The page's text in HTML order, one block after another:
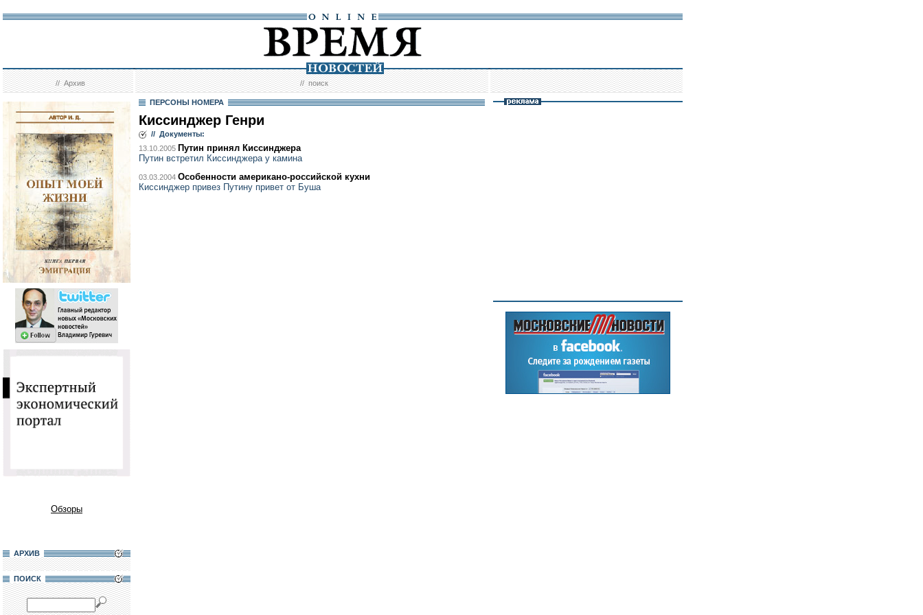
//Архив //поиск
Обзоры
АРХИВ
ПОИСК
ПЕРСОНЫ НОМЕРА
Киссинджер Генри
// Документы:
13.10.2005 Путин принял Киссинджера
Путин встретил Киссинджера у камина
03.03.2004 Особенности американо-российской кухни
Киссинджер привез Путину привет от Буша